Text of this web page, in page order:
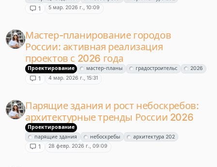
1 5 мар. 2026 г., 10:09
Мастер-планирование городов
России: активная реализация
проектов с 2026 года
Проектирование мастер-планы градостроительс 2026
1 4 мар. 2026 г., 15:31
Парящие здания и рост небоскребов:
архитектурные тренды России 2026
Проектирование
парящие здания
небоскребы архитектура 202
1 28 февр. 2026 г., 09:09